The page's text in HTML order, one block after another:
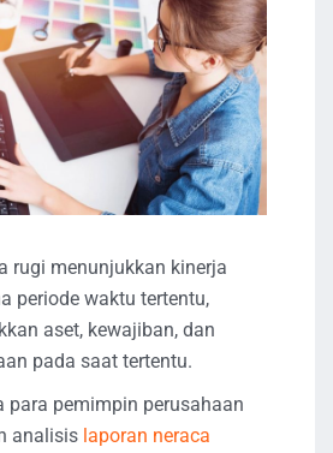
rugi menunjukkan kinerja
periode waktu tertentu,
aset, kewajiban, dan
pada saat tertentu.
para pemimpin perusahaan
analisis laporan neraca